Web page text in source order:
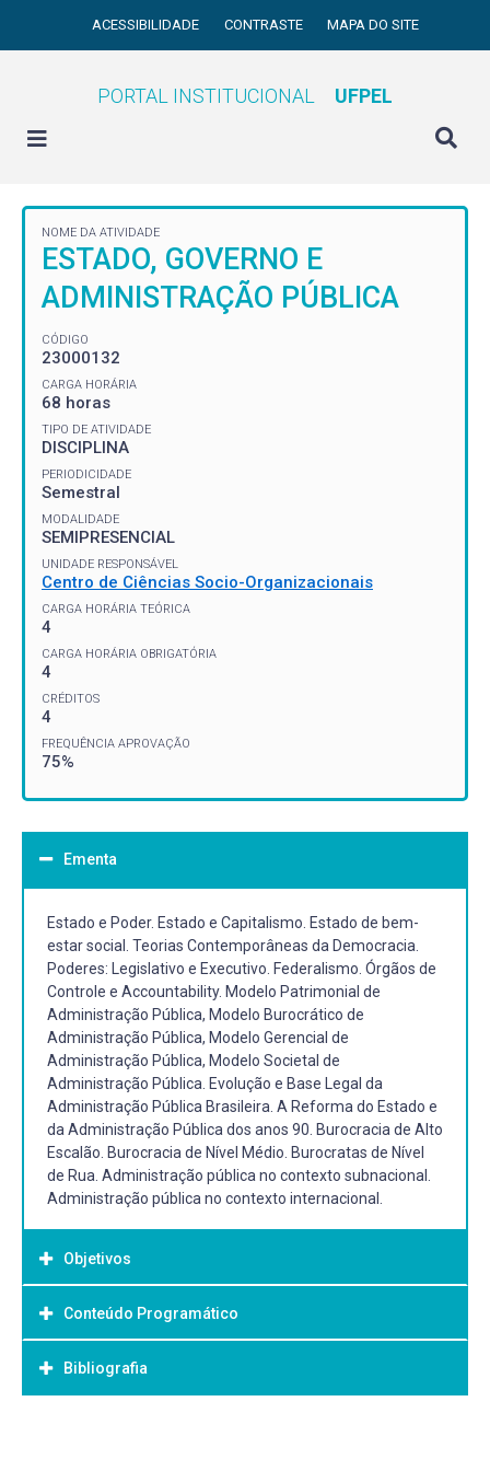
ACESSIBILIDADE CONTRASTE MAPA DO SITE
PORTAL INSTITUCIONAL UFPEL
NOME DA ATIVIDADE
ESTADO, GOVERNO E
ADMINISTRAÇÃO PÚBLICA
CÓDIGO
23000132
CARGA HORÁRIA
68 horas
TIPO DE ATIVIDADE
DISCIPLINA
PERIODICIDADE
Semestral
MODALIDADE
SEMIPRESENCIAL
UNIDADE RESPONSÁVEL
Centro de Ciências Socio-Organizacionais
CARGA HORÁRIA TEÓRICA
4
CARGA HORÁRIA OBRIGATÓRIA
4
CRÉDITOS
4
FREQUÊNCIA APROVAÇÃO
75%
Ementa
Estado e Poder. Estado e Capitalismo. Estado de bem-
estar social. Teorias Contemporâneas da Democracia.
Poderes: Legislativo e Executivo. Federalismo. Órgãos de
Controle e Accountability. Modelo Patrimonial de
Administração Pública, Modelo Burocrático de
Administração Pública, Modelo Gerencial de
Administração Pública, Modelo Societal de
Administração Pública. Evolução e Base Legal da
Administração Pública Brasileira. A Reforma do Estado e
da Administração Pública dos anos 90. Burocracia de Alto
Escalão. Burocracia de Nível Médio. Burocratas de Nível
de Rua. Administração pública no contexto subnacional.
Administração pública no contexto internacional.
Objetivos
Objetivo Geral:
Oportunizar aos alunos uma visão geral e aprofundada
sobre Estado, Governo e Administração Pública.
Conteúdo Programático
Bibliografia